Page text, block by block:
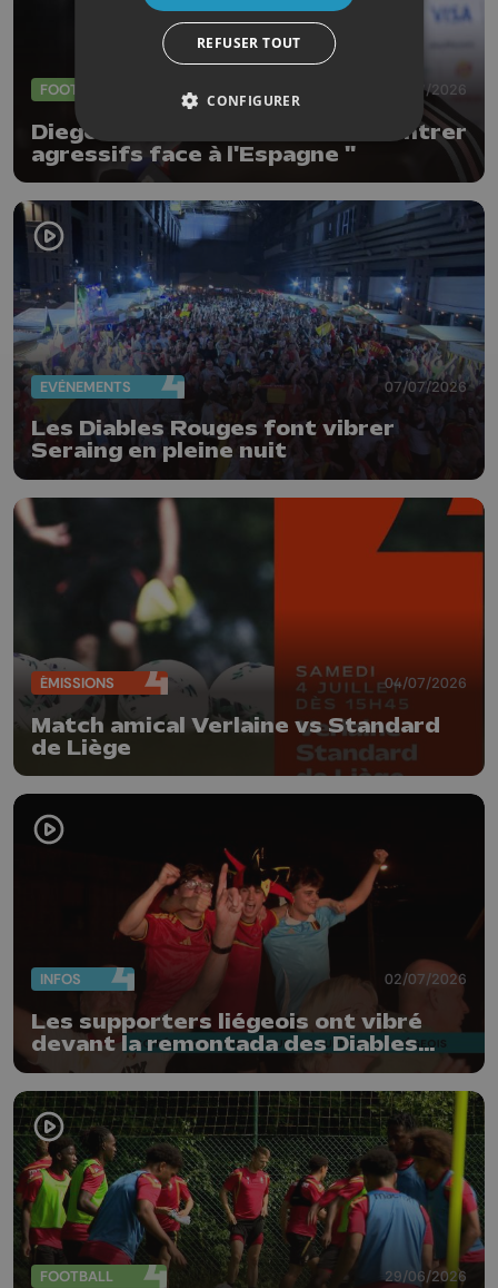
FOOTBALL 09/07/2026
Diego Moreira : " Il faudra se montrer
agressifs face à l'Espagne "
EVÈNEMENTS 07/07/2026
Les Diables Rouges font vibrer
Seraing en pleine nuit
ÉMISSIONS 04/07/2026
Match amical Verlaine vs Standard
de Liège
INFOS 02/07/2026
Les supporters liégeois ont vibré
devant la remontada des Diables
Rouges
FOOTBALL 29/06/2026
REFUSER TOUT
CONFIGURER